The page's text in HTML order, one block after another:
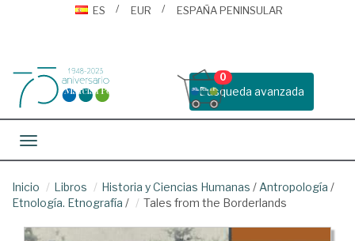
ES
EUR ESPAÑA PENINSULAR
Busqueda avanzada
0
Toggle navigation
Inicio Libros Historia y Ciencias Humanas / Antropología /
Etnología. Etnografía / Tales from the Borderlands